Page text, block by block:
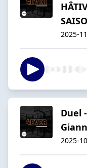
2025-
Duel
2025-